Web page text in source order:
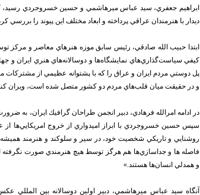
ابراهيم جعفري، سيد عباس ميرهاشمي و حسين خسروجردي رسيد،
ديدار با هنرمندان عراقي پرداخته و ابعاد مختلف اين پيوند را بررسي
ابتدا حبيب الله صادقي، رئيس سابق موزه هنرهاي معاصر و مركز
كيفي سياست‌گذاري‌هاي نمايشگاه‌ها و دوسالانه‌هاي هنري ايران و
پل دوستي مردم ايران و عراق را كه با پشتوانه عظيمي از
و در حقيقت ميان قلب‌هاي مردم دو كشور متصل شده است، ويران
در ادامه امرالله فرهادي، دبير انجمن طراحان گرافيك ايران، به
سپس حسين خسروجردي با ابراز اميدواري از خروج امريكايي‌ها از
روشنايي و تاريكي شخصيت خود، در سير و سلوكند و هنرمند هميشه
فاصله ها و جداسازي‌ها هم هرگز توسط هيچ هنرمندي صورت نگرفته
و همدلي انسان‌ها هستند.»
آنگاه سيد عباس ميرهاشمي، دبير اولين دوسالانه بين المللي